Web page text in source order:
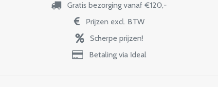
Gratis bezorging vanaf €120,-
Prijzen excl. BTW
Scherpe prijzen!
Betaling via Ideal